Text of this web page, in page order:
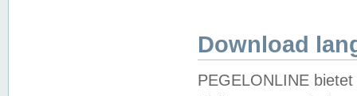
Download
PEGELONLINE